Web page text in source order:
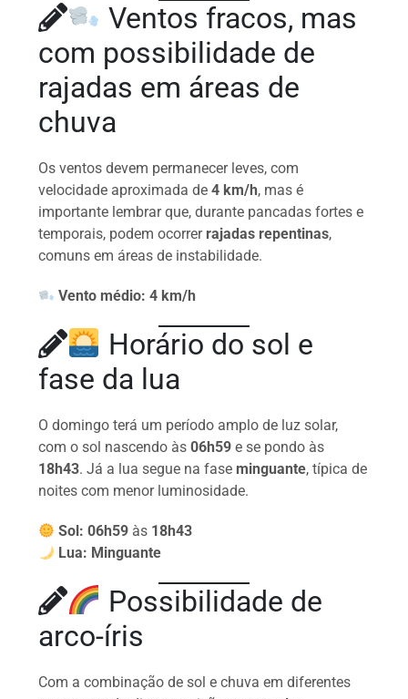
Ventos fracos, mas
com possibilidade de
rajadas em áreas de
chuva
Os ventos devem permanecer leves, com
velocidade aproximada de4 km/h, mas é
importante lembrar que, durante pancadas fortes e
temporais, podem ocorrer rajadas repentinas,
comuns em áreas de instabilidade.
Vento médio: 4 km/h
Horário do sol e
fase da lua
O domingo terá um período amplo de luz solar,
com o sol nascendo às06h59 e se pondo às
18h43. Já a lua segue na fase minguante, típica de
noites com menor luminosidade.
Sol: 06h59 às 18h43
Lua: Minguante
Possibilidade de
arco-íris
Com a combinação de sol e chuva em diferentes